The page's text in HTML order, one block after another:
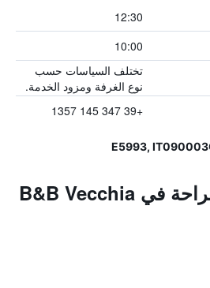
12:30
10:00
تختلف السياسات حسب
نوع الغرفة ومزود الخدمة.
+39 347 145 1357
المزايا ووسائل الراحة في B&B Vecchia